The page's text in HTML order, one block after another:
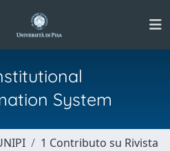
System
1 Contributo su Rivista